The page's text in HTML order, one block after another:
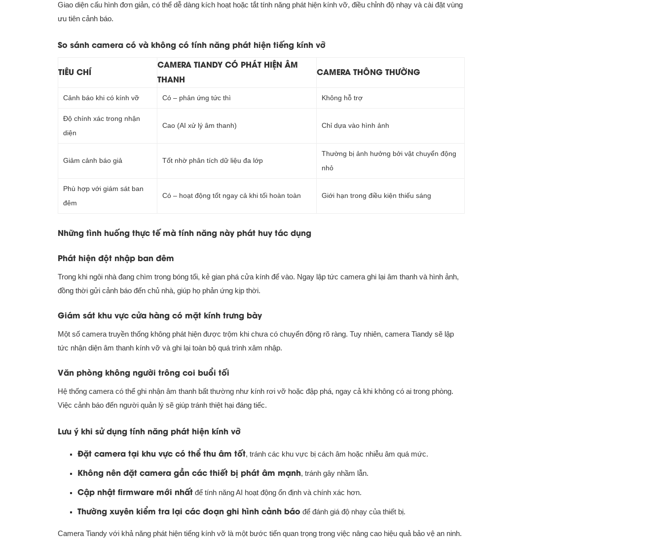
Giao diện cấu hình đơn giản, có thể dễ dàng kích hoạt hoặc tắt tính năng phát hiện kính vỡ, điều chỉnh độ nhạy và cài đặt vùng
ưu tiên cảnh báo.
So sánh camera có và không có tính năng phát hiện tiếng kính vỡ
TIÊU CHÍ
CAMERA TIANDY CÓ PHÁT HIỆN ÂM
THANH
CAMERA THÔNG THƯỜNG
Cảnh báo khi có kính vỡ Có – phản ứng tức thì Không hỗ trợ
Độ chính xác trong nhận
diện
Cao (AI xử lý âm thanh) Chỉ dựa vào hình ảnh
Giảm cảnh báo giả Tốt nhờ phân tích dữ liệu đa lớp
Thường bị ảnh hưởng bởi vật chuyển động
nhỏ
Phù hợp với giám sát ban
đêm
Có – hoạt động tốt ngay cả khi tối hoàn toàn Giới hạn trong điều kiện thiếu sáng
Những tình huống thực tế mà tính năng này phát huy tác dụng
Phát hiện đột nhập ban đêm
Trong khi ngôi nhà đang chìm trong bóng tối, kẻ gian phá cửa kính để vào. Ngay lập tức camera ghi lại âm thanh và hình ảnh,
đồng thời gửi cảnh báo đến chủ nhà, giúp họ phản ứng kịp thời.
Giám sát khu vực cửa hàng có mặt kính trưng bày
Một số camera truyền thống không phát hiện được trộm khi chưa có chuyển động rõ ràng. Tuy nhiên, camera Tiandy sẽ lập
tức nhận diện âm thanh kính vỡ và ghi lại toàn bộ quá trình xâm nhập.
Văn phòng không người trông coi buổi tối
Hệ thống camera có thể ghi nhận âm thanh bất thường như kính rơi vỡ hoặc đập phá, ngay cả khi không có ai trong phòng.
Việc cảnh báo đến người quản lý sẽ giúp tránh thiệt hại đáng tiếc.
Lưu ý khi sử dụng tính năng phát hiện kính vỡ
Đặt camera tại khu vực có thể thu âm tốt, tránh các khu vực bị cách âm hoặc nhiễu âm quá mức.
Không nên đặt camera gần các thiết bị phát âm mạnh, tránh gây nhầm lẫn.
Cập nhật firmware mới nhất để tính năng AI hoạt động ổn định và chính xác hơn.
Thường xuyên kiểm tra lại các đoạn ghi hình cảnh báo để đánh giá độ nhạy của thiết bị.
Camera Tiandy với khả năng phát hiện tiếng kính vỡ là một bước tiến quan trọng trong việc nâng cao hiệu quả bảo vệ an ninh.